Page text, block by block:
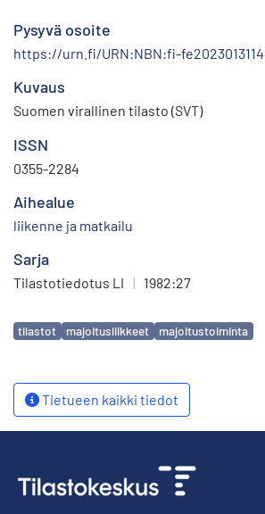
Pysyvä osoite
https://urn.fi/URN:NBN:fi-
Kuvaus
Suomen virallinen tilasto (SVT)
ISSN
0355-2284
Aihealue
liikenne ja matkailu
Sarja
Tilastotiedotus LI | 1982:27
Avainsanat
tilastot majoitusliikkeet majoitustoiminta
Tietueen kaikki tiedot